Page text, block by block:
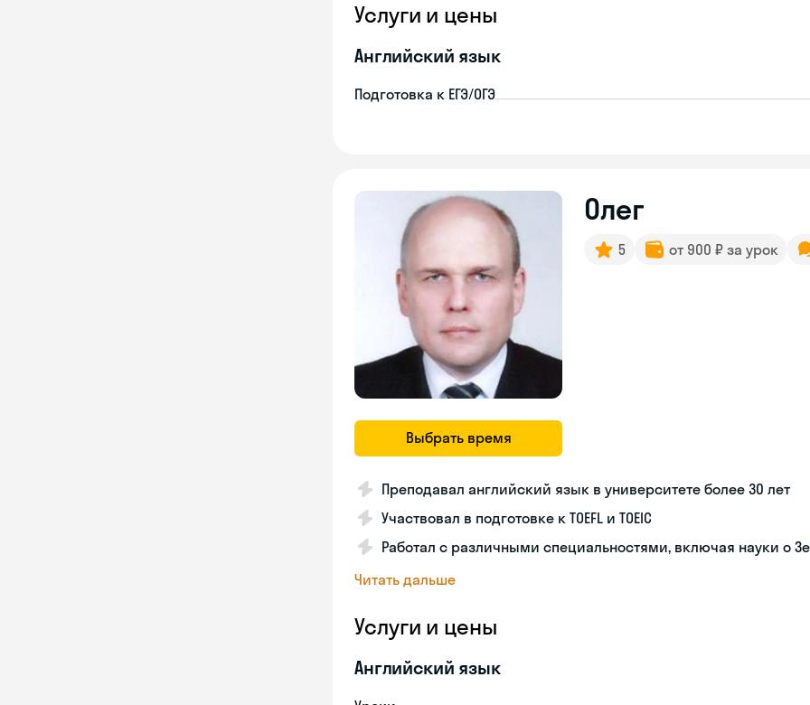
Услуги и цены
Английский язык
Подготовка к ЕГЭ/ОГЭ
Выбрать время
Олег
5 от 900 ₽ за урок
Преподавал английский язык в университете более 30 лет
Участвовал в подготовке к TOEFL и TOEIC
Работал с различными специальностями, включая науки о
Читать дальше
Услуги и цены
Английский язык